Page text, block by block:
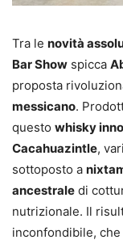
Tra le novità
Bar Show spicca
proposta
messicano.
questo whisky
Cacahuazintle,
sottoposto a
ancestrale di
nutrizionale. Il
inconfondibile,